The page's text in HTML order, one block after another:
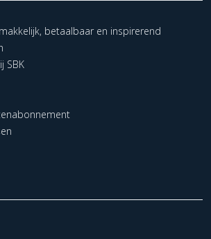
betaalbaar en inspirerend
SBK